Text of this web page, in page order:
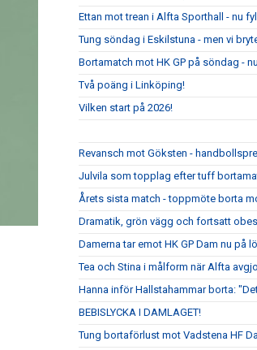
Ettan mot trean i Alfta Sporthall - nu
Tung söndag i Eskilstuna - men vi
Bortamatch mot HK GP på söndag -
Två poäng i Linköping!
Vilken start på 2026!
Revansch mot Göksten -
Julvila som topplag efter tuff
Årets sista match - toppmöte borta
Dramatik, grön vägg och fortsatt
Damerna tar emot HK GP Dam nu på
Tea och Stina i målform när Alfta
Hanna inför Hallstahammar borta:
BEBISLYCKA I DAMLAGET!
Tung bortaförlust mot Vadstena HF